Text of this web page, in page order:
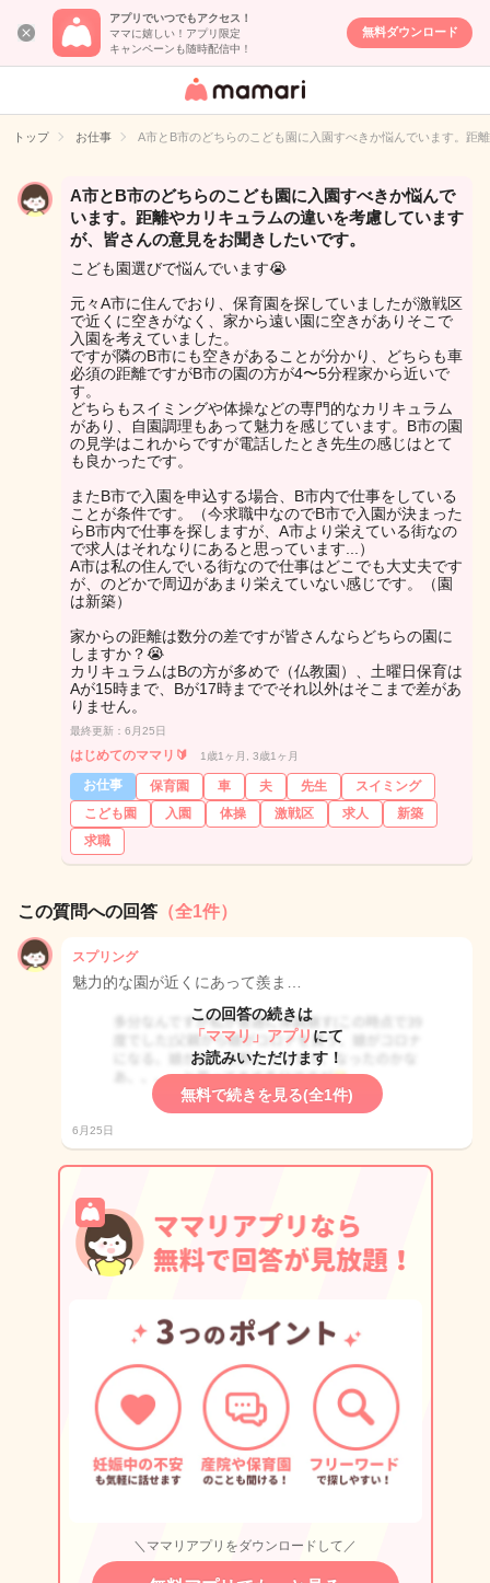
アプリでいつでもアクセス！
ママに嬉しい！アプリ限定
キャンペーンも随時配信中！
無料ダウンロード
女性専用匿名QA
イト
トップ お仕事 A市とB市のどちらのこども園に入園すべきか悩んでいます。距
A市とB市のどちらのこども園に入園すべきか悩んで
います。距離やカリキュラムの違いを考慮しています
が、皆さんの意見をお聞きしたいです。
こども園選びで悩んでいます😭
元々A市に住んでおり、保育園を探していましたが激戦区
で近くに空きがなく、家から遠い園に空きがありそこで
入園を考えていました。
ですが隣のB市にも空きがあることが分かり、どちらも車
必須の距離ですがB市の園の方が4〜5分程家から近いで
す。
どちらもスイミングや体操などの専門的なカリキュラム
があり、自園調理もあって魅力を感じています。B市の園
の見学はこれからですが電話したとき先生の感じはとて
も良かったです。
またB市で入園を申込する場合、B市内で仕事をしている
ことが条件です。（今求職中なのでB市で入園が決まった
らB市内で仕事を探しますが、A市より栄えている街なの
で求人はそれなりにあると思っています...）
A市は私の住んでいる街なので仕事はどこでも大丈夫です
が、のどかで周辺があまり栄えていない感じです。（園
は新築）
家からの距離は数分の差ですが皆さんならどちらの園に
しますか？😭
カリキュラムはBの方が多めで（仏教園）、土曜日保育は
Aが15時まで、Bが17時まででそれ以外はそこまで差があ
りません。
最終更新：6月25日
はじめてのママリ🔰 1歳1ヶ月, 3歳1ヶ月
お仕事 保育園 車 夫 先生
スイミング
こども園
入園 体操 激戦区 求人
新築
求職
この質問への回答 （全1件）
スプリング
魅力的な園が近くにあって羨ま…
この回答の続きは
「ママリ」アプリ にて
お読みいただけます！
無料で続きを見る(全1件)
6月25日
＼ママリアプリをダウンロードして／